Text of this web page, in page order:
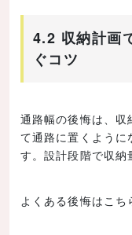
4.2 収納計画
ぐコツ
通路幅の後悔は、
て通路に置くように
す。設計段階で収納
よくある後悔はこち